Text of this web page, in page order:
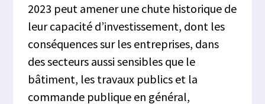
2023 peut amener une chute historique de
leur capacité d’investissement, dont les
conséquences sur les entreprises, dans
des secteurs aussi sensibles que le
bâtiment, les travaux publics et la
commande publique en général,